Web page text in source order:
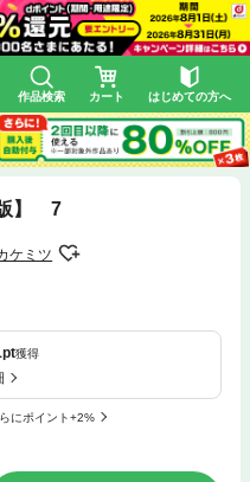
作品検索 カート はじめての方へ
版】 7
ケミツ
pt獲得
にポイント+2%